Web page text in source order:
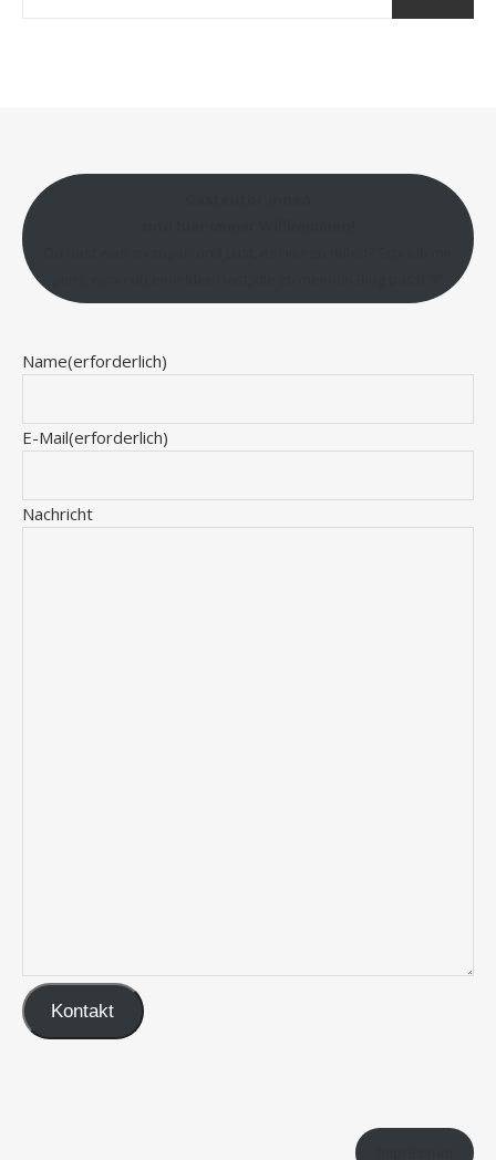
Name(erforderlich)
E-Mail(erforderlich)
Nachricht
Kontakt